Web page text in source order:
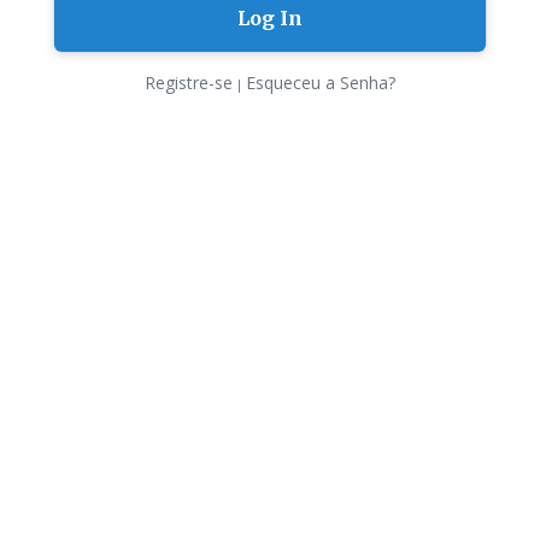
Registre-se | Esqueceu a Senha?